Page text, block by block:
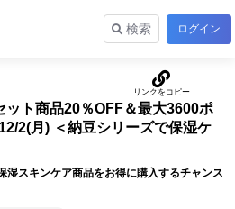
検索 ログイン
ット商品20％OFF＆最大3600ポ
2(月) ＜納豆シリーズで保湿ケ
湿スキンケア商品をお得に購入するチャンス